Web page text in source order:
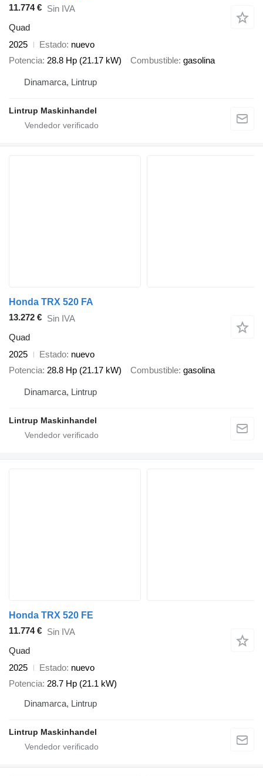
11.774 € Sin IVA
Quad
2025
Estado nuevo
Potencia 28.8 Hp (21.17 kW) Combustible gasolina
Dinamarca, Lintrup
Lintrup Maskinhandel
Honda TRX 520 FA
13.272 € Sin IVA
Quad
2025
Estado nuevo
Potencia 28.8 Hp (21.17 kW) Combustible gasolina
Dinamarca, Lintrup
Lintrup Maskinhandel
Honda TRX 520 FE
11.774 € Sin IVA
Quad
2025
Estado nuevo
Potencia 28.7 Hp (21.1 kW)
Dinamarca, Lintrup
Lintrup Maskinhandel